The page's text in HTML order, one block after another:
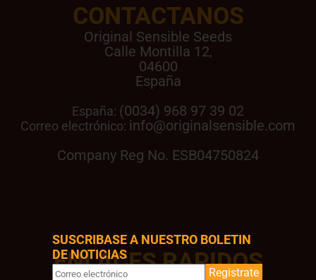
ENLACES RAPIDOS
CONTACTANOS
Original Sensible Seeds
Calle Montilla 12,
04600
España
España: (0034) 968 97 39 02
Correo electrónico: info@originalsensible.com
Company Reg No. ESB04750824
SUSCRIBASE A NUESTRO BOLETIN
DE NOTICIAS
Registrate